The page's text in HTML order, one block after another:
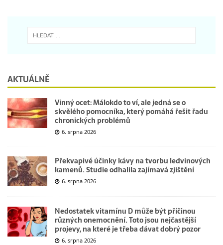
AKTUÁLNĚ
Vinný ocet: Málokdo to ví, ale jedná se o
skvělého pomocníka, který pomáhá řešit řadu
chronických problémů
6. srpna 2026
Překvapivé účinky kávy na tvorbu ledvinových
kamenů. Studie odhalila zajímavá zjištění
6. srpna 2026
Nedostatek vitamínu D může být příčinou
různých onemocnění. Toto jsou nejčastější
projevy, na které je třeba dávat dobrý pozor
6. srpna 2026